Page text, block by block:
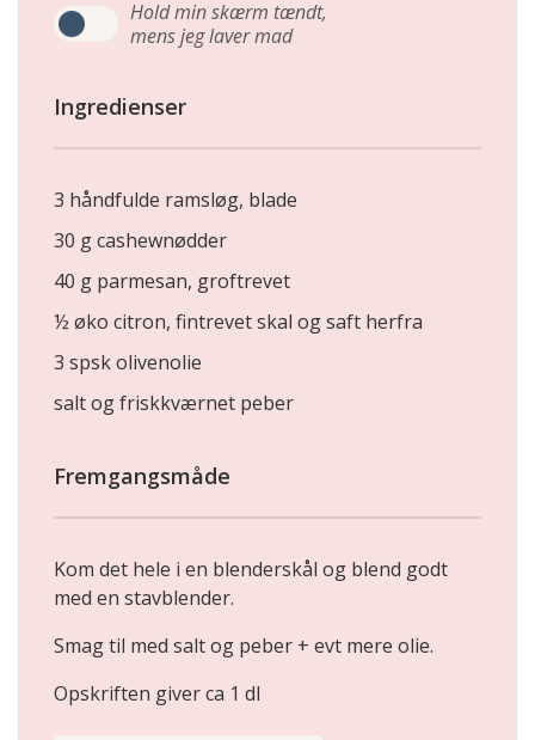
Hold min skærm tændt,
mens jeg laver mad
Ingredienser
3 håndfulde ramsløg, blade
30 g cashewnødder
40 g parmesan, groftrevet
½ øko citron, fintrevet skal og saft herfra
3 spsk olivenolie
salt og friskkværnet peber
Fremgangsmåde
Kom det hele i en blenderskål og blend godt
med en stavblender.
Smag til med salt og peber + evt mere olie.
Opskriften giver ca 1 dl